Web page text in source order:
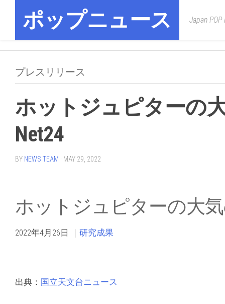
contentポップニュース Japan POP
プレスリリース
ホットジュピターの
Net24
BY NEWS TEAM · MAY 29, 2022
ホットジュピターの大
2022年4月26日 ｜ 研究成果
出典： 国立天文台ニュース